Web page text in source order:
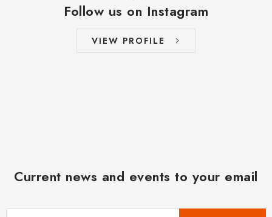
Follow us on Instagram
VIEW PROFILE
Current news and events to your email